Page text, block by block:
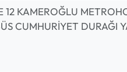
KAMEROĞLU
CUMHURİYET DURAĞI